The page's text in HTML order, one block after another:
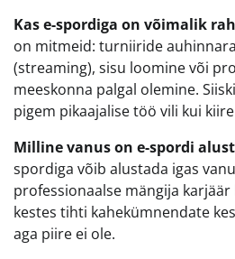
Kas e-spordiga on võimalik
on mitmeid: turniiride
(streaming), sisu loomine või
meeskonna palgal olemine.
pigem pikaajalise töö vili kui
Milline vanus on e-spordi
spordiga võib alustada igas
professionaalse mängija
kestes tihti kahekümnendate
aga piire ei ole.